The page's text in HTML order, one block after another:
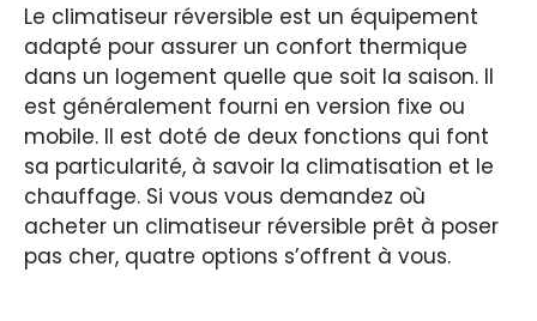
Le climatiseur réversible est un équipement
adapté pour assurer un confort thermique
dans un logement quelle que soit la saison. Il
est généralement fourni en version fixe ou
mobile. Il est doté de deux fonctions qui font
sa particularité, à savoir la climatisation et le
chauffage. Si vous vous demandez où
acheter un climatiseur réversible prêt à poser
pas cher, quatre options s’offrent à vous.